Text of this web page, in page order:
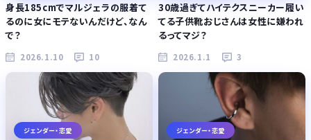
身長185cmでマルジェラの服着て
るのに女にモテないんだけど、なん
で？
2026.1.10 10
30歳過ぎてハイテクスニーカー履い
てる子供靴おじさんは女性に嫌われ
るってマジ？
2026.1.1 3
ジェンダー・恋愛 ジェンダー・恋愛